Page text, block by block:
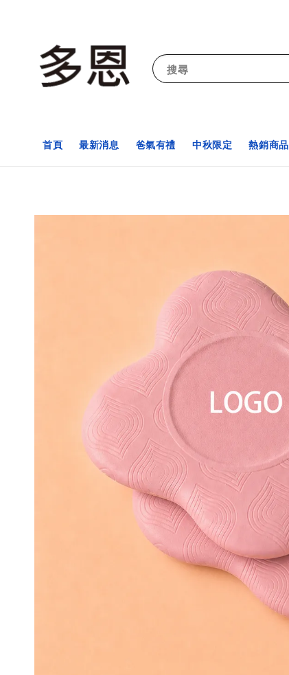
搜尋
首頁 最新消息 爸氣有禮 中秋限定 熱銷商品